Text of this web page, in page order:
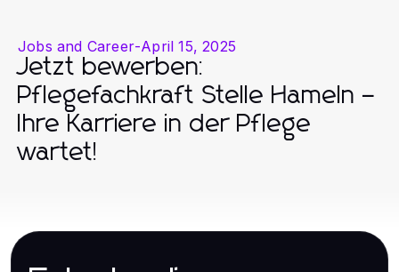
Jobs and Career-April 15, 2025
Jetzt bewerben:
Pflegefachkraft Stelle Hameln –
Ihre Karriere in der Pflege
wartet!